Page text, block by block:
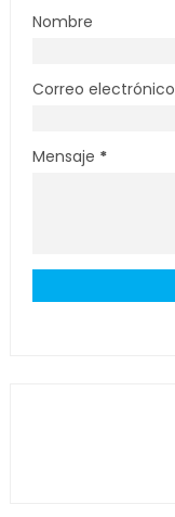
Nombre
Correo electrónico
Mensaje *